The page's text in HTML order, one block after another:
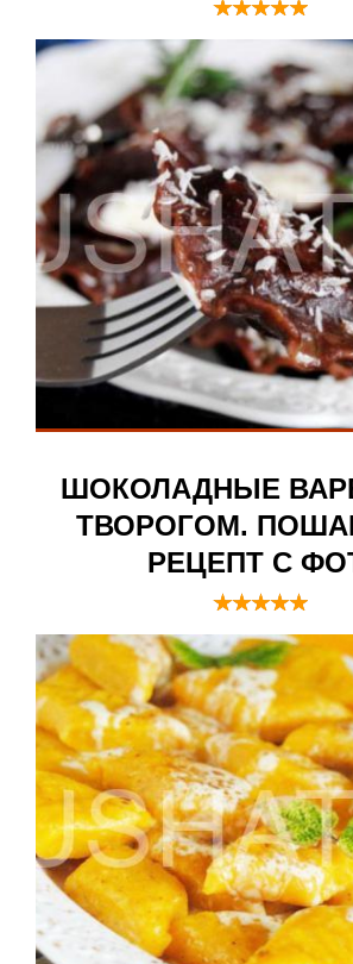
ШОКОЛАДНЫЕ
ТВОРОГОМ.
РЕЦЕПТ С